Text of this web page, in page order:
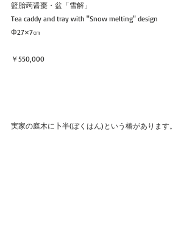
籃胎蒟醤棗・盆「雪解」
Tea caddy and tray with "Snow melting" design
Φ27×7㎝
￥550,000
実家の庭木に卜半(ぼくはん)という椿があります。